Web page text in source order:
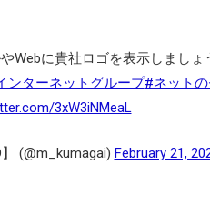
Webに貴社ロゴを表示しましょ
ンターネットグループ#ネットの
3xW3iNMeaL
(@m_kumagai) February 21,